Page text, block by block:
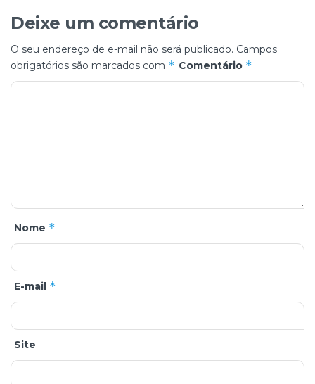
Deixe um comentário
O seu endereço de e-mail não será publicado. Campos
obrigatórios são marcados com * Comentário *
Nome *
E-mail *
Site